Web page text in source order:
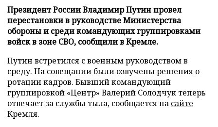
Президент России Владимир Путин провел
перестановки в руководстве Министерства
обороны и среди командующих группировками
войск в зоне СВО, сообщили в Кремле.
Путин встретился с военным руководством в
среду. На совещании были озвучены решения о
ротации кадров. Бывший командующий
группировкой «Центр» Валерий Солодчук теперь
отвечает за службы тыла, сообщается на сайте
Кремля.